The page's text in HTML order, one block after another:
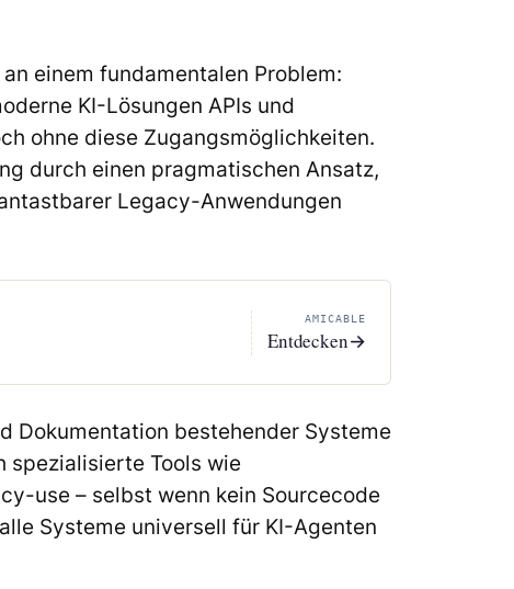
einem fundamentalen Problem:
KI-Lösungen APIs und
ohne diese Zugangsmöglichkeiten.
durch einen pragmatischen Ansatz,
Legacy-Anwendungen
AMICABLE
Entdecken→
Dokumentation bestehender Systeme
spezialisierte Tools wie
use – selbst wenn kein Sourcecode
Systeme universell für KI-Agenten